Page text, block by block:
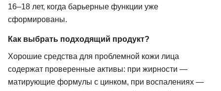
16–18 лет, когда барьерные функции уже
сформированы.
Как выбрать подходящий продукт?
Хорошие средства для проблемной кожи лица
содержат проверенные активы: при жирности —
матирующие формулы с цинком, при воспалениях —